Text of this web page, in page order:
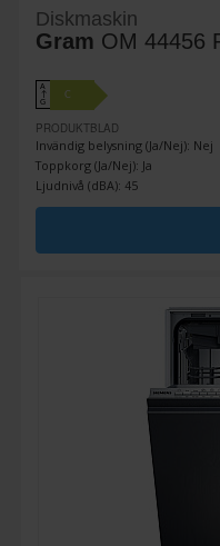
Diskmaskin
Gram OM 44456
A
↑
G
C
PRODUKTBLAD
Invändig belysning (Ja/Nej): Nej
Toppkorg (Ja/Nej): Ja
Ljudnivå (dBA): 45